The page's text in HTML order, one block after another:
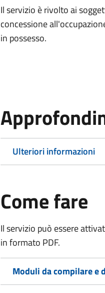
Il servizio è rivolto ai
concessione
in possesso.
Ulteriori informazioni
Come fare
Il servizio può essere
in formato PDF.
Moduli da compilare e